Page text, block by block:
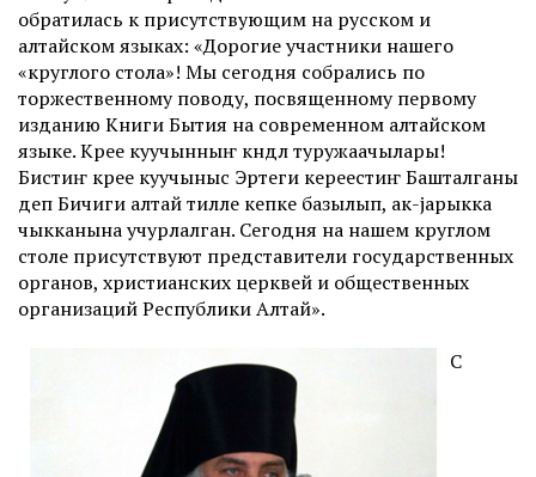
обратилась к присутствующим на русском и
алтайском языках: «Дорогие участники нашего
«круглого стола»! Мы сегодня собрались по
торжественному поводу, посвященному первому
изданию Книги Бытия на современном алтайском
языке. Кӱрее куучынныҥ кӱндӱлӱ туружаачылары!
Бистиҥ кӱрее куучыныс Эртеги кереестиҥ Башталганы
деп Бичиги алтай тилле кепке базылып, ак-јарыкка
чыкканына учурлалган. Сегодня на нашем круглом
столе присутствуют представители государственных
органов, христианских церквей и общественных
организаций Республики Алтай».
С